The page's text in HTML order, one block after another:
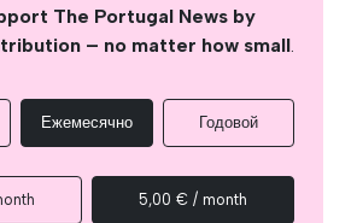
The Portugal News by
– no matter how small
Ежемесячно Годовой
5,00 € / month